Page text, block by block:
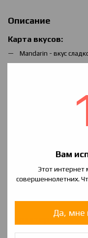
Вам
Этот интернет
совершеннолетних.
Да, мне
Описание
Карта вкусов:
Mandarin - вкус
Fanta Orange -
Pineapple - сочный
Pomegranate -
Mango - сладкий
Melon - очень
Strawberry -
Характеристики